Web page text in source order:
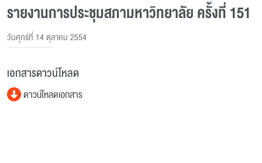
รายงานการประชุมสภามหาวิทยาลัย ครั้งที่ 151
วันศุกร์ที่ 14 ตุลาคม 2554
เอกสารดาวน์โหลด
ดาวน์โหลดเอกสาร